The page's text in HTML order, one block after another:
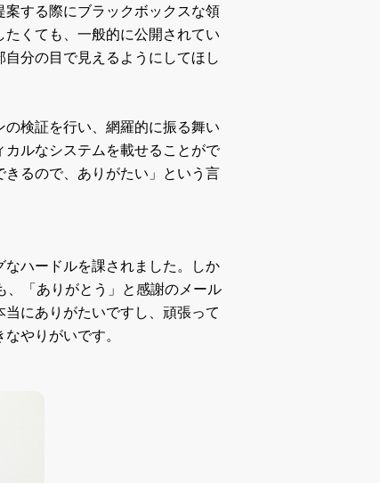
する際にブラックボックスな領
くても、一般的に公開されてい
分の目で見えるようにしてほし
検証を行い、網羅的に振る舞い
ルなシステムを載せることがで
るので、ありがたい」という言
ハードルを課されました。しか
、「ありがとう」と感謝のメール
にありがたいですし、頑張って
やりがいです。